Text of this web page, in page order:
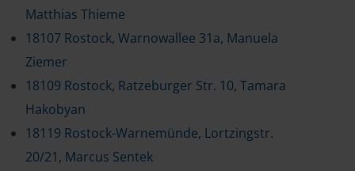
Matthias Thieme
18107 Rostock, Warnowallee 31a, Manuela
Ziemer
18109 Rostock, Ratzeburger Str. 10, Tamara
Hakobyan
18119 Rostock-Warnemünde, Lortzingstr.
20/21, Marcus Sentek